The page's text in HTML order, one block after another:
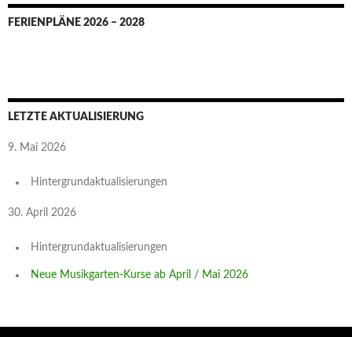
FERIENPLÄNE 2026 – 2028
LETZTE AKTUALISIERUNG
9. Mai 2026
Hintergrundaktualisierungen
30. April 2026
Hintergrundaktualisierungen
Neue Musikgarten-Kurse ab April / Mai 2026